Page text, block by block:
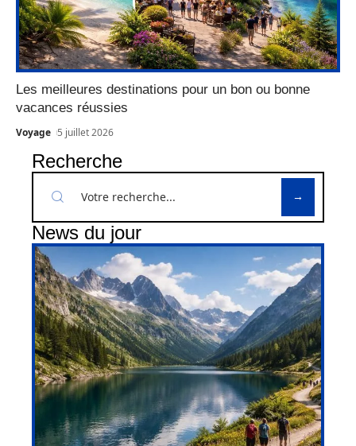
Les meilleures destinations pour un bon ou bonne
vacances réussies
Voyage 5 juillet 2026
Recherche
News du jour